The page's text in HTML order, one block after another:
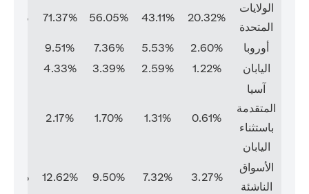
الولايات
المتحدة
20.32%
43.11%
56.05%
71.37%
أوروبا 2.60%
5.53%
7.36%
9.51%
اليابان
1.22%
2.59%
3.39%
4.33%
آسيا
المتقدمة
باستثناء
اليابان
0.61%
1.31%
1.70%
2.17%
الأسواق
الناشئة
3.27%
7.32%
9.50%
12.62%